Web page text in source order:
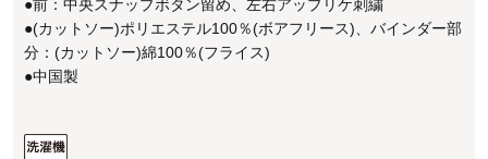
●前：中央スナップボタン留め、左右アップリケ刺繍
●(カットソー)ポリエステル100％(ボアフリース)、バインダー部
分：(カットソー)綿100％(フライス)
●中国製